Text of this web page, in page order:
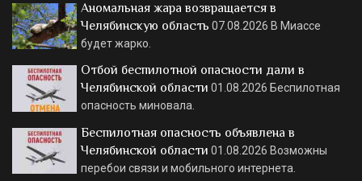
Аномальная жара возвращается в
Челябинскую область 07.08.2026 В Миассе
будет жарко.
Отбой беспилотной опасности дали в
Челябинской области 01.08.2026 Беспилотная
опасность миновала.
Беспилотная опасность объявлена в
Челябинской области 01.08.2026 Возможны
перебои связи и мобильного интернета.